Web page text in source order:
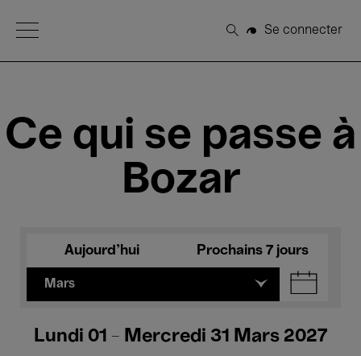
Open Menu
Rechercher
Se connecter
Ce qui se passe à
Bozar
Aujourd'hui Prochains 7 jours
Mars
Lundi 01 - Mercredi 31 Mars 2027